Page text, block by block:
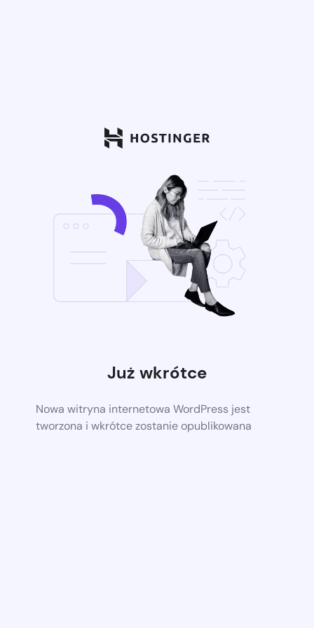
Już wkrótce
Nowa witryna internetowa WordPress jest
tworzona i wkrótce zostanie opublikowana